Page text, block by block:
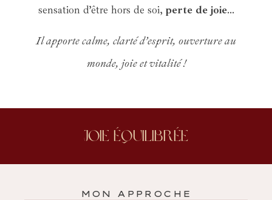
sensation d’être hors de soi, perte de joie…
Il apporte calme, clarté d’esprit, ouverture au
monde, joie et vitalité !
Joie équilibrée
MON APPROCHE